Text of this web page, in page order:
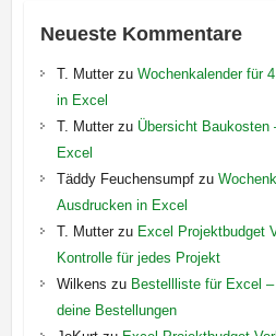
Neueste Kommentare
T. Mutterzu Wochenkalender für
in Excel
T. Mutterzu Übersicht Baukosten
Excel
Täddy Feuchensumpfzu
Ausdrucken in Excel
T. Mutterzu Excel Projektbudget
Kontrolle für jedes Projekt
Wilkens zu Bestellliste für Excel
deine Bestellungen